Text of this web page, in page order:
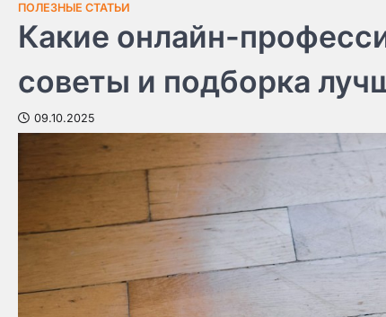
ПОЛЕЗНЫЕ СТАТЬИ
Какие онлайн-
советы и подборка
09.10.2025